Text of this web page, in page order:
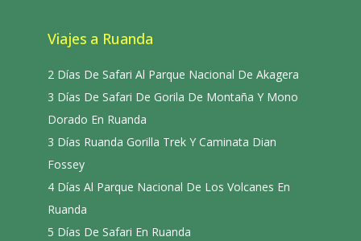
Viajes a Ruanda
2 Días De Safari Al Parque Nacional De Akagera
3 Días De Safari De Gorila De Montaña Y Mono
Dorado En Ruanda
3 Días Ruanda Gorilla Trek Y Caminata Dian
Fossey
4 Días Al Parque Nacional De Los Volcanes En
Ruanda
5 Días De Safari En Ruanda